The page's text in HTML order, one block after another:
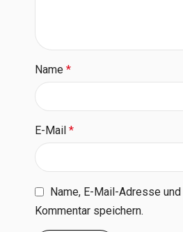
Name *
E-Mail *
Name, E-Mail-Adresse
Kommentar speichern.